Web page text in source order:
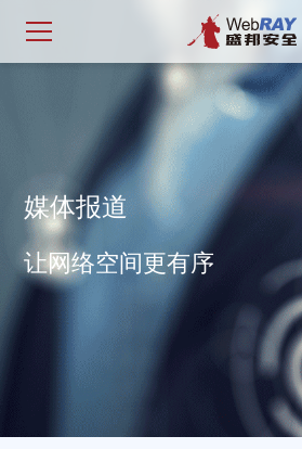
媒体报道
让网络空间更有序